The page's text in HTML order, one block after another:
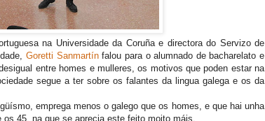
na Universidade da Coruña e directora do Servizo de
Goretti Sanmartínfalou para o alumnado de bacharelato e
entre homes e mulleres, os motivos que poden estar na
segue a ter sobre os falantes da lingua galega e os da
emprega menos o galego que os homes, e que hai unha
45, na que se aprecia este feito moito máis.